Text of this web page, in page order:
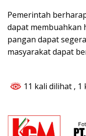
Pemerintah
dapat membuahkan
pangan dapat
masyarakat dapat
11 kali dilihat , 1